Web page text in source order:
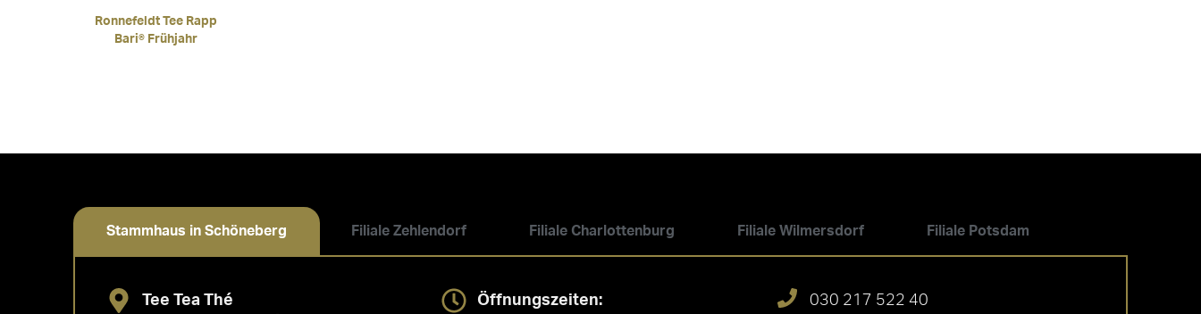
Ronnefeldt Tee Rapp
Bari® Frühjahr
Stammhaus in Schöneberg Filiale Zehlendorf Filiale Charlottenburg Filiale Wilmersdorf Filiale Potsdam
Tee Tea Thé
Öffnungszeiten:
030 217 522 40